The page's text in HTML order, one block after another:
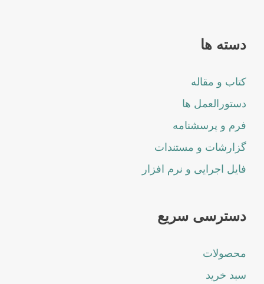
دسته ها
کتاب و مقاله
دستورالعمل ها
فرم و پرسشنامه
گزارشات و مستندات
فایل اجرایی و نرم افزار
دسترسی سریع
محصولات
سبد خرید